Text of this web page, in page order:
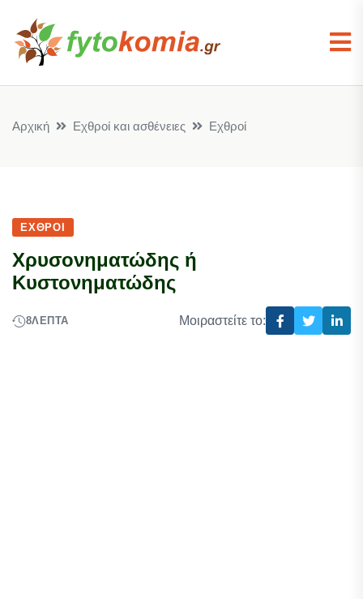
Αρχική Εχθροί και ασθένειες Εχθροί
ΕΧΘΡΟΊ
Χρυσονηματώδης ή
Κυστονηματώδης
8ΛΕΠΤΆ Μοιραστείτε το: